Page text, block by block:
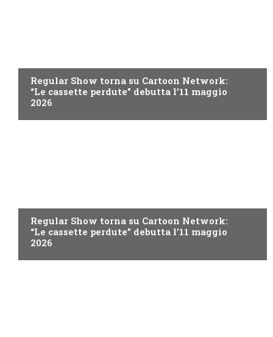
Regular Show torna su Cartoon Network:
“Le cassette perdute” debutta l’11 maggio
2026
Regular Show torna su Cartoon Network:
“Le cassette perdute” debutta l’11 maggio
2026